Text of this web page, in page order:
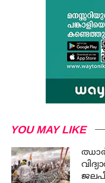
YOU MAY LIKE